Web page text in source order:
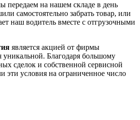
передаем на нашем складе в день
самостоятельно забрать товар, или
наш водитель вместе с отгрузочными
является акцией от фирмы
Благодаря большому
сделок и собственной сервисной
эти условия на ограниченное число